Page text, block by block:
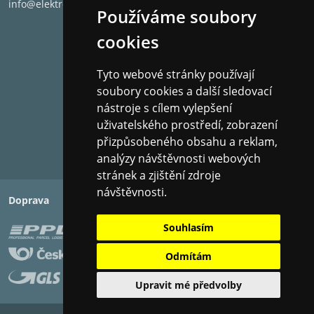
Používáme soubory
cookies
Tyto webové stránky používají
soubory cookies a další sledovací
nástroje s cílem vylepšení
uživatelského prostředí, zobrazení
přizpůsobeného obsahu a reklam,
analýzy návštěvnosti webových
stránek a zjištění zdroje
návštěvnosti.
Souhlasím
Odmítám
Upravit mé předvolby
Hands-free pomocník
Požádejte hlasových asistentů Amazon Alexa nebo
Google Assistant o nastavení časovačů,
zkontrolování zpráv, nebo ovládání inteligentních
domácích zařízení.
Zesilovač
Digitální
Třída zesilovače
Class D
Hardvér
Procesor
Quad Core 1.4 GHz A-53
Paměť
1 GB SDRAM; 4 GB NV
info@elektronet.cz
Doprava Platba